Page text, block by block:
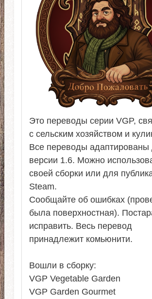
Это переводы серии VGP,
с сельским хозяйством и
Все переводы адаптированы
версии 1.6. Можно
своей сборки или для
Steam.
Сообщайте об ошибках
была поверхностная).
исправить. Весь перевод
принадлежит комьюнити.
Вошли в сборку:
VGP Vegetable Garden
VGP Garden Gourmet